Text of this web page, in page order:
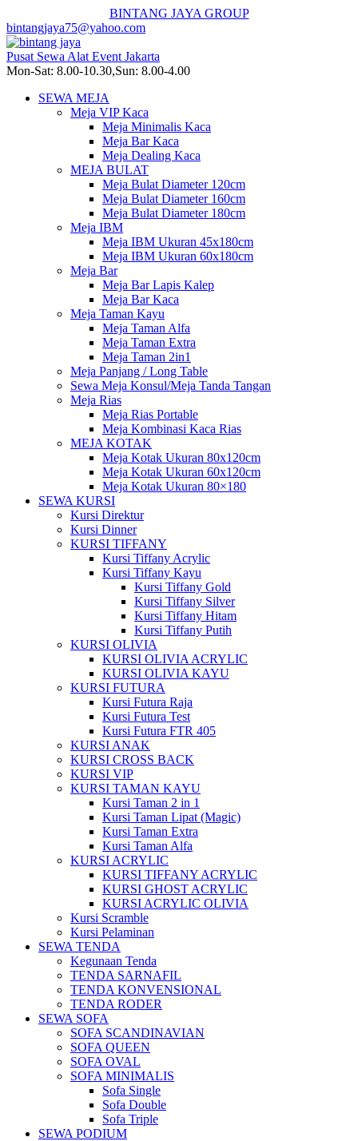
BINTANG JAYA GROUP
bintangjaya75@yahoo.com
Pusat Sewa Alat Event Jakarta
Mon-Sat: 8.00-10.30,Sun: 8.00-4.00
SEWA MEJA
Meja VIP Kaca
Meja Minimalis Kaca
Meja Bar Kaca
Meja Dealing Kaca
MEJA BULAT
Meja Bulat Diameter 120cm
Meja Bulat Diameter 160cm
Meja Bulat Diameter 180cm
Meja IBM
Meja IBM Ukuran 45x180cm
Meja IBM Ukuran 60x180cm
Meja Bar
Meja Bar Lapis Kalep
Meja Bar Kaca
Meja Taman Kayu
Meja Taman Alfa
Meja Taman Extra
Meja Taman 2in1
Meja Panjang / Long Table
Sewa Meja Konsul/Meja Tanda Tangan
Meja Rias
Meja Rias Portable
Meja Kombinasi Kaca Rias
MEJA KOTAK
Meja Kotak Ukuran 80x120cm
Meja Kotak Ukuran 60x120cm
Meja Kotak Ukuran 80×180
SEWA KURSI
Kursi Direktur
Kursi Dinner
KURSI TIFFANY
Kursi Tiffany Acrylic
Kursi Tiffany Kayu
Kursi Tiffany Gold
Kursi Tiffany Silver
Kursi Tiffany Hitam
Kursi Tiffany Putih
KURSI OLIVIA
KURSI OLIVIA ACRYLIC
KURSI OLIVIA KAYU
KURSI FUTURA
Kursi Futura Raja
Kursi Futura Test
Kursi Futura FTR 405
KURSI ANAK
KURSI CROSS BACK
KURSI VIP
KURSI TAMAN KAYU
Kursi Taman 2 in 1
Kursi Taman Lipat (Magic)
Kursi Taman Extra
Kursi Taman Alfa
KURSI ACRYLIC
KURSI TIFFANY ACRYLIC
KURSI GHOST ACRYLIC
KURSI ACRYLIC OLIVIA
Kursi Scramble
Kursi Pelaminan
SEWA TENDA
Kegunaan Tenda
TENDA SARNAFIL
TENDA KONVENSIONAL
TENDA RODER
SEWA SOFA
SOFA SCANDINAVIAN
SOFA QUEEN
SOFA OVAL
SOFA MINIMALIS
Sofa Single
Sofa Double
Sofa Triple
SEWA PODIUM